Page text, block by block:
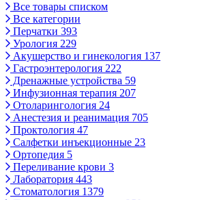
Все товары списком
Все категории
Перчатки 393
Урология 229
Акушерство и гинекология 137
Гастроэнтерология 222
Дренажные устройства 59
Инфузионная терапия 207
Отоларингология 24
Анестезия и реанимация 705
Проктология 47
Салфетки инъекционные 23
Ортопедия 5
Переливание крови 3
Лаборатория 443
Стоматология 1379